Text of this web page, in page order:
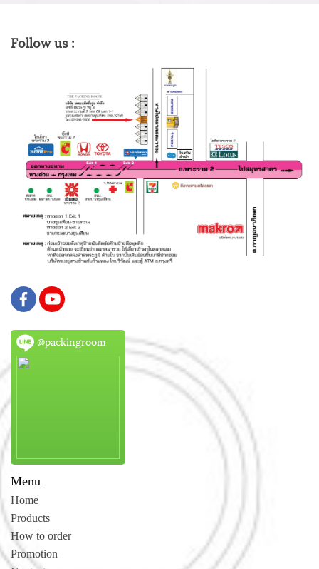
Follow us :
@packingroom
Menu
Home
Products
How to order
Promotion